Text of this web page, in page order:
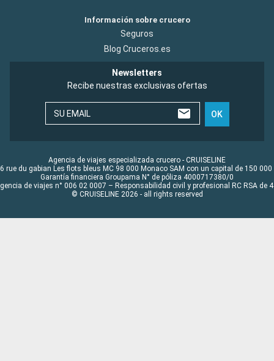
Información sobre crucero
Seguros
Blog Cruceros.es
Newsletters
Recibe nuestras exclusivas ofertas
SU EMAIL OK
Agencia de viajes especializada crucero - CRUISELINE
rue du gabian Les flots bleus MC 98 000 Monaco SAM con un capital de 150 000
Garantía financiera Groupama N° de póliza 4000717380/0
de viajes n° 006 02 0007 – Responsabilidad civil y profesional RC RSA de
© CRUISELINE 2026 - all rights reserved